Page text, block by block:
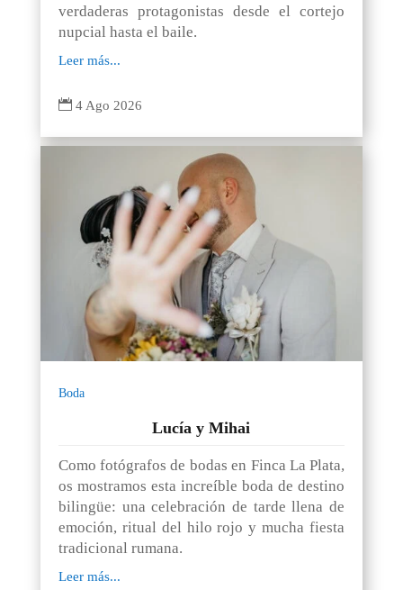
verdaderas protagonistas desde el cortejo
nupcial hasta el baile.
Leer más...
 4 Ago 2026
Boda
Lucía y Mihai
Como fotógrafos de bodas en Finca La Plata,
os mostramos esta increíble boda de destino
bilingüe: una celebración de tarde llena de
emoción, ritual del hilo rojo y mucha fiesta
tradicional rumana.
Leer más...